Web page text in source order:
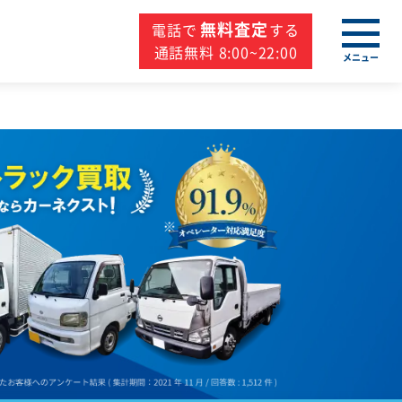
電話で 無料査定する
通話無料 8:00~22:00
メニュー